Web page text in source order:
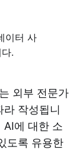
이터 사
.
외부 전문가
작성됩니
AI에 대한 소
도록 유용한